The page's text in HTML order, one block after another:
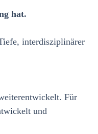
hat.
interdisziplinärer
Für
und